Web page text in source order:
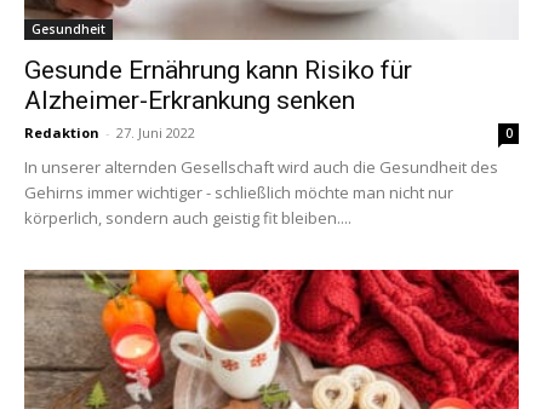
Gesundheit
Gesunde Ernährung kann Risiko für
Alzheimer-Erkrankung senken
Redaktion - 27. Juni 2022 0
In unserer alternden Gesellschaft wird auch die Gesundheit des
Gehirns immer wichtiger - schließlich möchte man nicht nur
körperlich, sondern auch geistig fit bleiben....